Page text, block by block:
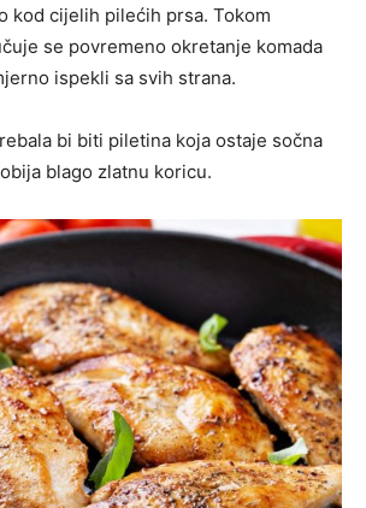
kod cijelih pilećih prsa. Tokom
se povremeno okretanje komada
ispekli sa svih strana.
bi biti piletina koja ostaje sočna
blago zlatnu koricu.